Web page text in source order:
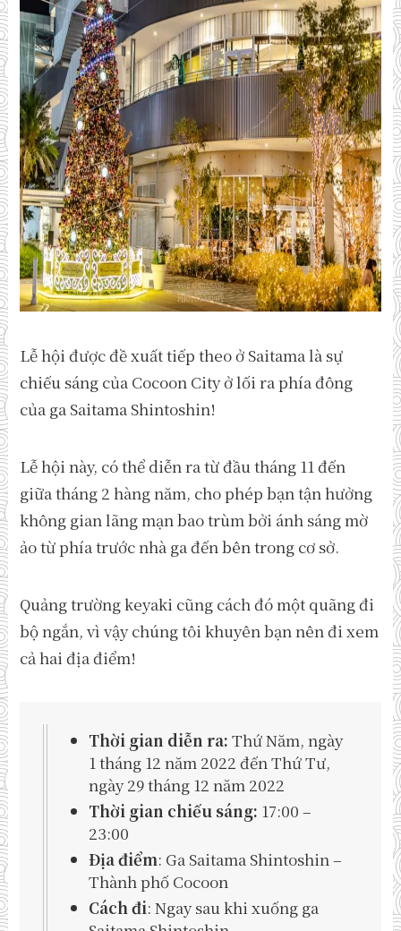
Lễ hội được đề xuất tiếp theo ở Saitama là sự
chiếu sáng của Cocoon City ở lối ra phía đông
của ga Saitama Shintoshin!
Lễ hội này, có thể diễn ra từ đầu tháng 11 đến
giữa tháng 2 hàng năm, cho phép bạn tận hưởng
không gian lãng mạn bao trùm bởi ánh sáng mờ
ảo từ phía trước nhà ga đến bên trong cơ sở.
Quảng trường keyaki cũng cách đó một quãng đi
bộ ngắn, vì vậy chúng tôi khuyên bạn nên đi xem
cả hai địa điểm!
Thời gian diễn ra: Thứ Năm, ngày
1 tháng 12 năm 2022 đến Thứ Tư,
ngày 29 tháng 12 năm 2022
Thời gian chiếu sáng: 17:00 –
23:00
Địa điểm: Ga Saitama Shintoshin –
Thành phố Cocoon
Cách đi: Ngay sau khi xuống ga